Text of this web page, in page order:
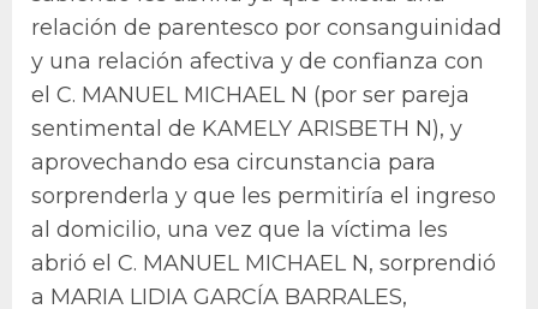
relación de parentesco por consanguinidad
y una relación afectiva y de confianza con
el C. MANUEL MICHAEL N (por ser pareja
sentimental de KAMELY ARISBETH N), y
aprovechando esa circunstancia para
sorprenderla y que les permitiría el ingreso
al domicilio, una vez que la víctima les
abrió el C. MANUEL MICHAEL N, sorprendió
a MARIA LIDIA GARCÍA BARRALES,